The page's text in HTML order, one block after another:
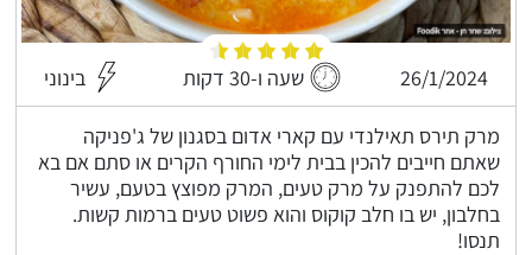
26/1/2024 שעה ו-30 דקות בינוני
מרק תירס תאילנדי עם קארי אדום בסגנון של ג'פניקה
שאתם חייבים להכין בבית לימי החורף הקרים או סתם אם בא
לכם להתפנק על מרק טעים, המרק מפוצץ בטעם, עשיר
בחלבון, יש בו חלב קוקוס והוא פשוט טעים ברמות קשות.
תנסו!